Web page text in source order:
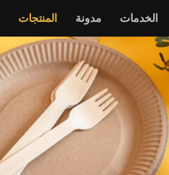
المنتجات مدونة الخدمات